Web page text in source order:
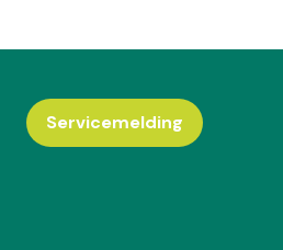
Servicemelding